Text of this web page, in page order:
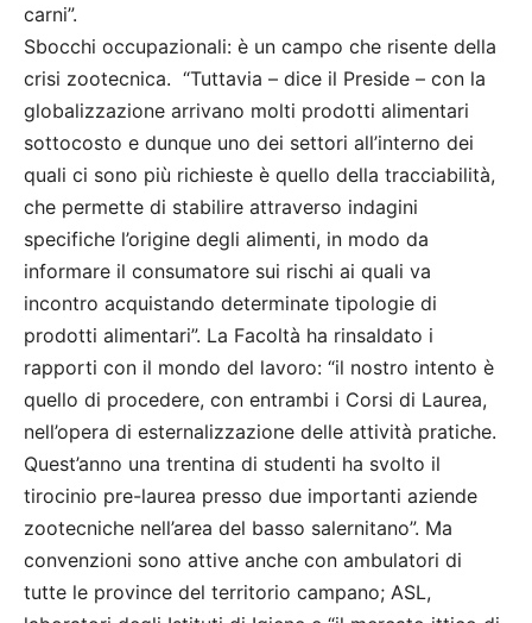
carni”.
Sbocchi occupazionali: è un campo che risente della
crisi zootecnica. “Tuttavia – dice il Preside – con la
globalizzazione arrivano molti prodotti alimentari
sottocosto e dunque uno dei settori all’interno dei
quali ci sono più richieste è quello della tracciabilità,
che permette di stabilire attraverso indagini
specifiche l’origine degli alimenti, in modo da
informare il consumatore sui rischi ai quali va
incontro acquistando determinate tipologie di
prodotti alimentari”. La Facoltà ha rinsaldato i
rapporti con il mondo del lavoro: “il nostro intento è
quello di procedere, con entrambi i Corsi di Laurea,
nell’opera di esternalizzazione delle attività pratiche.
Quest’anno una trentina di studenti ha svolto il
tirocinio pre-laurea presso due importanti aziende
zootecniche nell’area del basso salernitano”. Ma
convenzioni sono attive anche con ambulatori di
tutte le province del territorio campano; ASL,